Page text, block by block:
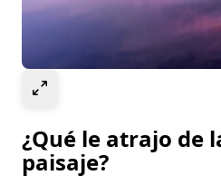
¿Qué le atrajo de
paisaje?